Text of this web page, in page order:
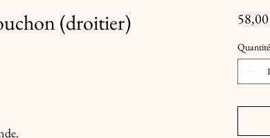
(droitier)
Quantité